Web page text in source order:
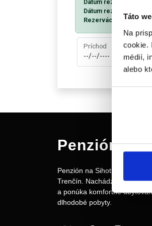
Táto
Na
cookie.
médií,
alebo
Dátum rezervácie od
Dátum rezervácie do
Rezervácia vám
Príchod
Penzión na
Penzión na Sihoti patrí
Trenčín. Nachádza sa v
a ponúka komfortné
dlhodobé pobyty.